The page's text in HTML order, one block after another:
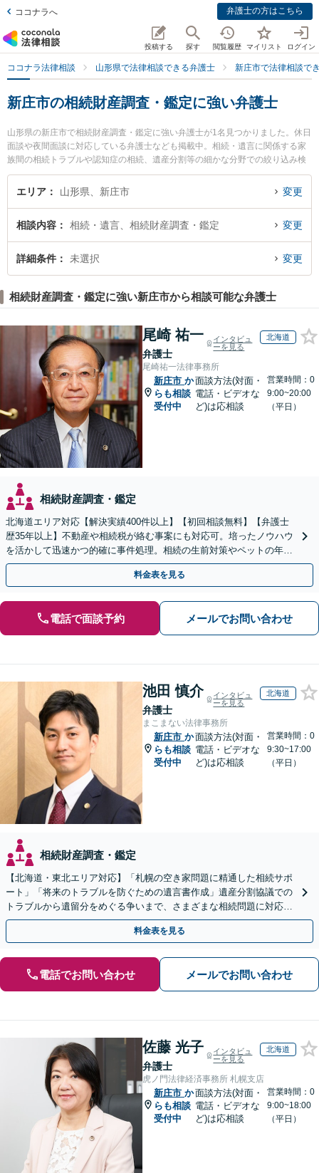
ココナラへ 弁護士の方はこちら
投稿する 探す 閲覧履歴 マイリスト ログイン
ココナラ法律相談 山形県で法律相談できる弁護士 新庄市で法律相談で
新庄市の相続財産調査・鑑定に強い弁護士
山形県の新庄市で相続財産調査・鑑定に強い弁護士が1名見つかりました。休日
面談や夜間面談に対応している弁護士なども掲載中。相続・遺言に関係する家
族間の相続トラブルや認知症の相続、遺産分割等の細かな分野での絞り込み検
索もでき便利です。特に新田法律事務所の新田 裕一郎弁護士のプロフィール情
報や弁護士費用、強みなどが注目されています。『新庄市で土日や夜間に発生
相談無料で相続財産調査・鑑定を法律相談できる新庄市内の弁護士に相談予約
したい』などでお困りの相談者さんにおすすめです。
エリア 山形県、新庄市 変更
相談内容 相続・遺言、相続財産調査・鑑定 変更
詳細条件 未選択 変更
相続財産調査・鑑定に強い新庄市から相談可能な弁護士
尾崎 祐一
弁護士
インタビュ
ーを見る
北海道
尾崎祐一法律事務所
新庄市 か
らも相談
受付中
面談方法(対面・
電話・ビデオな
ど)は応相談
営業時間：0
9:00~20:00
（平日）
相続財産調査・鑑定
北海道エリア対応【解決実績400件以上】【初回相談無料】【弁護士
歴35年以上】不動産や相続税が絡む事案にも対応可。培ったノウハウ
を活かして迅速かつ的確に事件処理。相続の生前対策やペットの年金
システムもお任せ【完全個室】【自衛隊前駅8分】
料金表を見る
電話で面談予約 メールでお問い合わせ
池田 慎介
弁護士
インタビュ
ーを見る
北海道
まこまない法律事務所
新庄市 か
らも相談
受付中
面談方法(対面・
電話・ビデオな
ど)は応相談
営業時間：0
9:30~17:00
（平日）
相続財産調査・鑑定
【北海道・東北エリア対応】「札幌の空き家問題に精通した相続サポ
ート」「将来のトラブルを防ぐための遺言書作成」遺産分割協議での
トラブルから遺留分をめぐる争いまで、さまざまな相続問題に対応し
ています「アクセス良好・WEB面談対応で安心の相談」
料金表を見る
電話でお問い合わせ メールでお問い合わせ
佐藤 光子
弁護士
インタビュ
ーを見る
北海道
虎ノ門法律経済事務所 札幌支店
新庄市 か
らも相談
受付中
面談方法(対面・
電話・ビデオな
ど)は応相談
営業時間：0
9:00~18:00
（平日）